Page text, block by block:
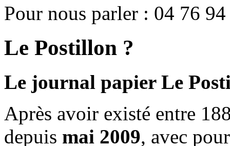
Pour nous parler : 04 76
Le Postillon ?
Le journal papier Le
Après avoir existé entre
depuis mai 2009, avec